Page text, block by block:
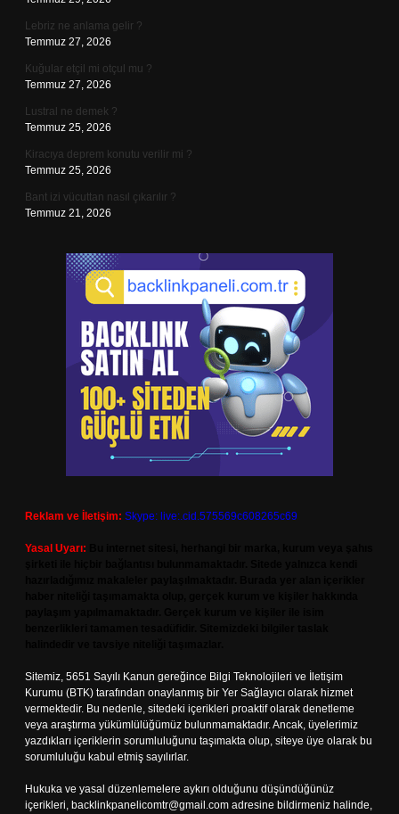
Lebriz ne anlama gelir ?
Temmuz 27, 2026
Kuğular etçil mi otçul mu ?
Temmuz 27, 2026
Lustral ne demek ?
Temmuz 25, 2026
Kiracıya deprem konutu verilir mi ?
Temmuz 25, 2026
Bant izi vücuttan nasıl çıkarılır ?
Temmuz 21, 2026
Reklam ve İletişim: Skype: live:.cid.575569c608265c69
Yasal Uyarı:
Sitemiz, 5651 Sayılı Kanun gereğince Bilgi Teknolojileri ve İletişim
Kurumu (BTK) tarafından onaylanmış bir Yer Sağlayıcı olarak hizmet
vermektedir. Bu nedenle, sitedeki içerikleri proaktif olarak denetleme
veya araştırma yükümlülüğümüz bulunmamaktadır. Ancak, üyelerimiz
yazdıkları içeriklerin sorumluluğunu taşımakta olup, siteye üye olarak bu
sorumluluğu kabul etmiş sayılırlar.
Hukuka ve yasal düzenlemelere aykırı olduğunu düşündüğünüz
içerikleri, backlinkpanelicomtr@gmail.com adresine bildirmeniz halinde,